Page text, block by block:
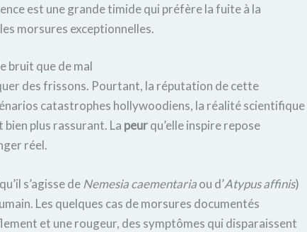
est une grande timide qui préfère la fuite à la
morsures exceptionnelles.
bruit que de mal
des frissons. Pourtant, la réputation de cette
catastrophes hollywoodiens, la réalité scientifique
plus rassurant. La peurqu’elle inspire repose
réel.
s’agisse deNemesia caementariaou d’Atypus affinis)
Les quelques cas de morsures documentés
et une rougeur, des symptômes qui disparaissent